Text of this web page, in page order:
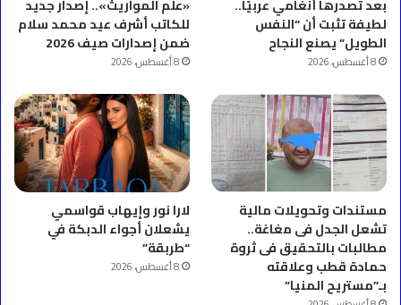
بعد تصدرها أنغامي عربيًا..
لطيفة تثبت أن “النفس
الطويل” يصنع النجاح
8 أغسطس، 2026
«علم المواريث».. إصدار جديد
للكاتب أشرف عيد محمد سلام
ضمن إصدارات صيف 2026
8 أغسطس، 2026
مستندات وتحويلات مالية
تشعل الجدل فى مغاغة..
مطالبات بالتحقيق فى ثروة
حمادة قطب وعلاقته
بـ”مستريح المنيا”
لارا نور وإيهاب قواسمي
يشعلان أجواء الدبكة في
“طربقة”
8 أغسطس، 2026